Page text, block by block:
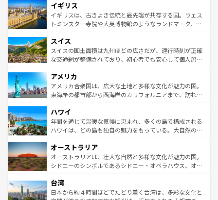
いる。シャンパンの発祥地であるランス、プロヴァンスの
香り高いラベンダー畑など、多彩な楽しみ方が可能だ。さ
らに、パリ以外の地域にも魅力が溢れており、どの街角に
れる地方に足を運ぶとそれぞれで全く異なる文化を体験で
きるだろう。 なお、新着のフランス情報はコンテンツ一覧
を参照してほしい。
顔を持つこの国は、どこを歩いても飽きることがない。ベ
ルリンの文化的活気、バイエルン州のアルプスの絶景、そ
してライン川沿いのワイン畑といった風景は必見。ビール
は、お酒好きな人にはぜひ体験してほしい。 なお、新着の
ドイツ情報はコンテンツ一覧を参照してほしい。
イギリス
イギリスは、古きよき伝統と最先端が共存する国。ウェス
トミンスター寺院や大英博物館のようなランドマーク、歴
リアごとに異なる魅力がある。また、優雅なアフタヌーン
ティー、ビール好きにはたまらない英国パブ、サッカー観
戦など、本場だからこそできる体験も豊富。イギリスを旅
ンツ一覧を参照してほしい。
スイス
スイスの国土面積は九州ほどの広さだが、運行時刻が正確
な交通網が整備されており、初心者でも安心して個人旅行
の建物がそのまま残る町や、スイスならではのユニークな
博物館もあり、アルプス観光だけでなく町歩きも満喫する
ことができる。国民の所得が高いため物価も高いが、旅行
ば市内交通費無料で観光を楽しむこともできる。 なお、新
着のスイス情報はコンテンツ一覧 を参照してほしい。
アメリカ
アメリカ合衆国は、広大な土地と多様な文化が魅力の国。
東海岸の都市部から西海岸のカリフォルニアまで、訪れる
のような巨大都市は、観光、ショッピング、エンターテイ
ンメントが詰まった刺激的なスポットだ。一方、アメリカ
西部には大自然が広がり、グランドキャニオンやイエロー
部のニューオーリンズでは、音楽と美食が融合した独特の
文化が魅力。旅行者はアメリカの各地域で異なる魅力を楽
しみながら、その多様性と豊かな歴史を感じることができ
ならではの贅沢な旅のスタイルだ。 なお、新着のアメリカ
情報はコンテンツ一覧を参照してほしい。
ハワイ
年間を通じて温暖な気候に恵まれ、多くの島で構成される
ハワイは、どの島も独自の魅力をもっている。大自然の神
ワイ島は見逃せない。また、定番の観光地といえばオアフ
島だが、静かな自然を求めるならマウイ島やカウアイ島が
おすすめ。エメラルドグリーンに輝く海をはじめ、豊かな
れるおもてなしの心で訪れる人々を迎えてくれるハワイの
人々、おいしいローカルフードやハワイアンミュージッ
オーストラリア
オーストラリアは、壮大な自然と多様な文化が魅力の国。
シドニーのシンボルであるシドニー・オペラハウス、オー
リアリーフや大陸中央部にそびえるウルル（エアーズロッ
ク）、タスマニアの美しい原生林やケアンズの熱帯雨林な
台湾
日本から約４時間ほどでたどり着く台湾は、多彩な文化と